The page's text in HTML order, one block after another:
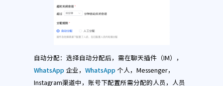
自动分配：选择自动分配后，需在聊天插件（IM），
WhatsApp企业， WhatsApp个人，Messenger，
Instagram渠道中，账号下配置所需分配的人员，人员